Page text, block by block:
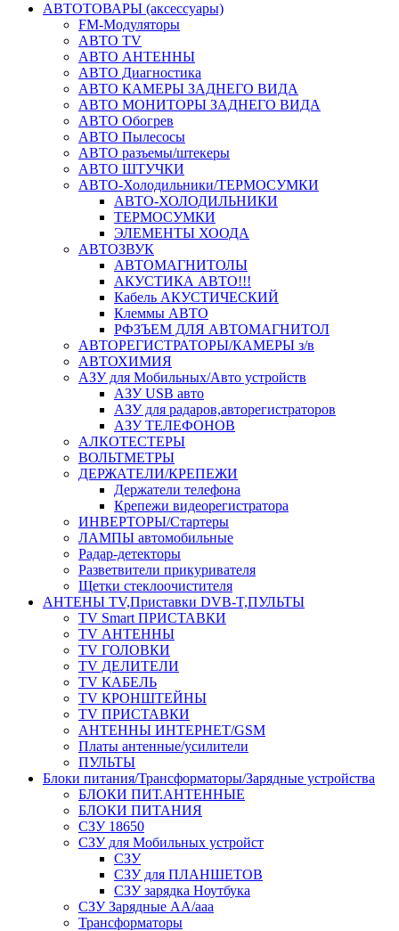
АВТОТОВАРЫ (аксессуары)
FM-Модуляторы
АВТО TV
АВТО АНТЕННЫ
АВТО Диагностика
АВТО КАМЕРЫ ЗАДНЕГО ВИДА
АВТО МОНИТОРЫ ЗАДНЕГО ВИДА
АВТО Обогрев
АВТО Пылесосы
АВТО разъемы/штекеры
АВТО ШТУЧКИ
АВТО-Холодильники/ТЕРМОСУМКИ
АВТО-ХОЛОДИЛЬНИКИ
ТЕРМОСУМКИ
ЭЛЕМЕНТЫ ХООДА
АВТОЗВУК
АВТОМАГНИТОЛЫ
АКУСТИКА АВТО!!!
Кабель АКУСТИЧЕСКИЙ
Клеммы АВТО
РФЗЪЕМ ДЛЯ АВТОМАГНИТОЛ
АВТОРЕГИСТРАТОРЫ/КАМЕРЫ з/в
АВТОХИМИЯ
АЗУ для Мобильных/Авто устройств
АЗУ USB авто
АЗУ для радаров,авторегистраторов
АЗУ ТЕЛЕФОНОВ
АЛКОТЕСТЕРЫ
ВОЛЬТМЕТРЫ
ДЕРЖАТЕЛИ/КРЕПЕЖИ
Держатели телефона
Крепежи видеорегистратора
ИНВЕРТОРЫ/Стартеры
ЛАМПЫ автомобильные
Радар-детекторы
Разветвители прикуривателя
Щетки стеклоочистителя
АНТЕНЫ ТV,Приставки DVB-T,ПУЛЬТЫ
TV Smart ПРИСТАВКИ
TV АНТЕННЫ
TV ГОЛОВКИ
TV ДЕЛИТЕЛИ
TV КАБЕЛЬ
TV КРОНШТЕЙНЫ
TV ПРИСТАВКИ
АНТЕННЫ ИНТЕРНЕТ/GSM
Платы антенные/усилители
ПУЛЬТЫ
Блоки питания/Трансформаторы/Зарядные устройства
БЛОКИ ПИТ.АНТЕННЫЕ
БЛОКИ ПИТАНИЯ
СЗУ 18650
СЗУ для Мобильных устройст
СЗУ
СЗУ для ПЛАНШЕТОВ
СЗУ зарядка Ноутбука
СЗУ Зарядные АА/ааа
Трансформаторы